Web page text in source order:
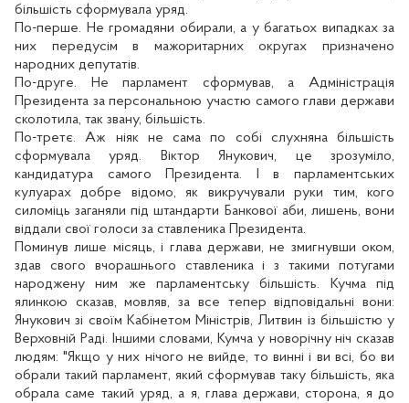
більшість сформувала уряд.
По-перше. Не громадяни обирали, а у багатьох випадках за
них передусім в мажоритарних округах призначено
народних депутатів.
По-друге. Не парламент сформував, а Адміністрація
Президента за персональною участю самого глави держави
сколотила, так звану, більшість.
По-третє. Аж ніяк не сама по собі слухняна більшість
сформувала уряд. Віктор Янукович, це зрозуміло,
кандидатура самого Президента. І в парламентських
кулуарах добре відомо, як викручували руки тим, кого
силоміць заганяли під штандарти Банкової аби, лишень, вони
віддали свої голоси за ставленика Президента.
Поминув лише місяць, і глава держави, не змигнувши оком,
здав свого вчорашнього ставленика і з такими потугами
народжену ним же парламентську більшість. Кучма під
ялинкою сказав, мовляв, за все тепер відповідальні вони:
Янукович зі своїм Кабінетом Міністрів, Литвин із більшістю у
Верховній Раді. Іншими словами, Кумча у новорічну ніч сказав
людям: "Якщо у них нічого не вийде, то винні і ви всі, бо ви
обрали такий парламент, який сформував таку більшість, яка
обрала саме такий уряд, а я, глава держави, сторона, я до